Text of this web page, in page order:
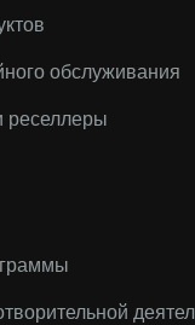
обслуживания
реселлеры